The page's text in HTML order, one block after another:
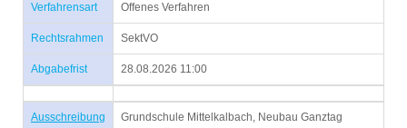
Verfahrensart Offenes Verfahren
Rechtsrahmen SektVO
Abgabefrist 28.08.2026 11:00
Ausschreibung
Grundschule Mittelkalbach, Neubau Ganztag